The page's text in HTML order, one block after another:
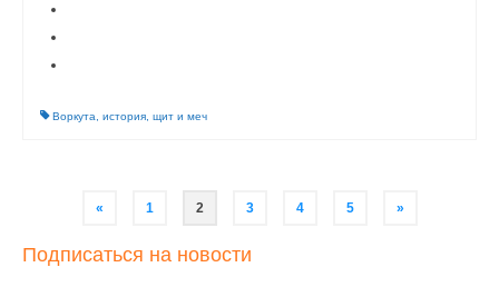
Воркута история щит и меч
Навигация
записям
« 1 2 3 4 5 »
Подписаться на новости